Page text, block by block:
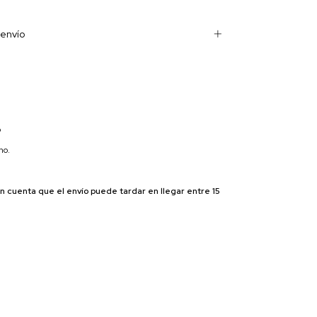
cuenta que el envío puede tardar en llegar entre 15